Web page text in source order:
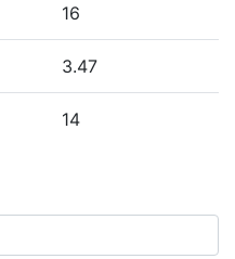
16
3.47
14